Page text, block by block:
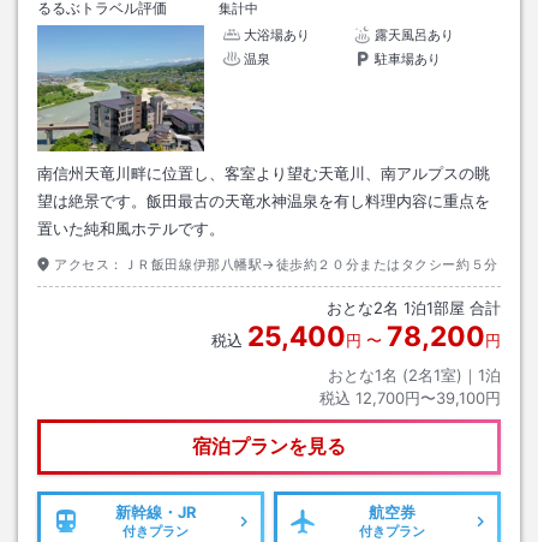
るるぶトラベル評価
集計中
大浴場あり
露天風呂あり
温泉
駐車場あり
南信州天竜川畔に位置し、客室より望む天竜川、南アルプスの眺
望は絶景です。飯田最古の天竜水神温泉を有し料理内容に重点を
置いた純和風ホテルです。
アクセス： ＪＲ飯田線伊那八幡駅→徒歩約２０分またはタクシー約５分
おとな2名 1泊1部屋 合計
税込 25,400円 〜 78,200円
おとな1名 (2名1室)｜ 1泊
税込 12,700円〜39,100円
宿泊プランを見る
新幹線・JR
付きプラン
航空券
付きプラン